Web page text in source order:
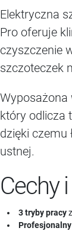
Elektryczna
Pro oferuje
czyszczenie
szczoteczek
który odlicza
dzięki czemu
ustnej.
Cechy
3 tryby pracy